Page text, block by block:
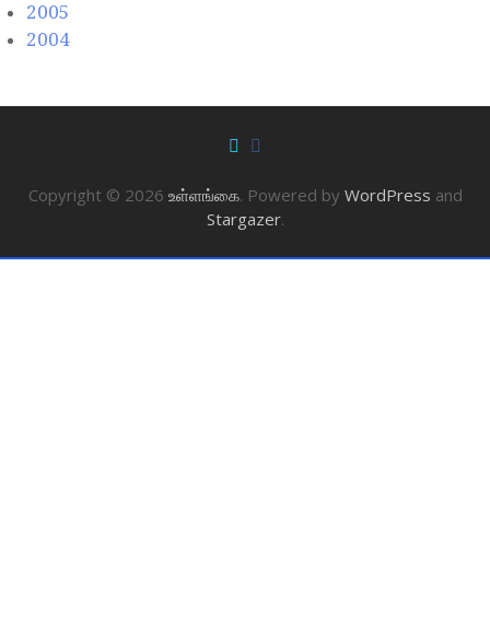
2005
2004
Copyright © 2026 உள்ளங்கை. Powered by WordPress and
Stargazer.